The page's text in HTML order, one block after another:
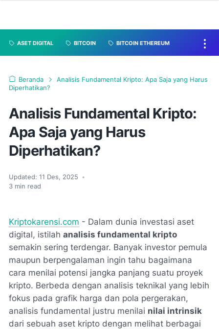
ASET DIGITAL BITCOIN BITCOIN ETHEREUM
Beranda
Analisis Fundamental Kripto: Apa Saja yang Harus
Diperhatikan?
Analisis Fundamental Kripto:
Apa Saja yang Harus
Diperhatikan?
Updated: 11 Des, 2025
•
3 min read
Kriptokarensi.com - Dalam dunia investasi aset
digital, istilah analisis fundamental kripto
semakin sering terdengar. Banyak investor pemula
maupun berpengalaman ingin tahu bagaimana
cara menilai potensi jangka panjang suatu proyek
kripto. Berbeda dengan analisis teknikal yang lebih
fokus pada grafik harga dan pola pergerakan,
analisis fundamental justru menilai nilai intrinsik
dari sebuah aset kripto dengan melihat berbagai